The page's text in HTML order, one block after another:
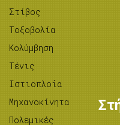
Στίβος
Tοξοβολία
Κολύμβηση
Τένις
Ιστιοπλοΐα
Μηχανοκίνητα
Πολεμικές